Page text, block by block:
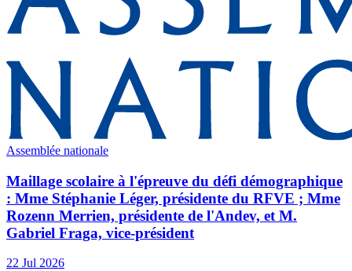
Assemblée nationale
Maillage scolaire à l'épreuve du défi démographique
: Mme Stéphanie Léger, présidente du RFVE ; Mme
Rozenn Merrien, présidente de l'Andev, et M.
Gabriel Fraga, vice-président
22 Jul 2026